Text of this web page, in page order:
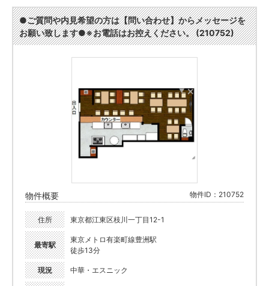
●ご質問や内見希望の方は【問い合わせ】からメッセージを
お願い致します●※お電話はお控えください。 (210752)
物件概要 物件ID：210752
住所 東京都江東区枝川一丁目12-1
最寄駅
東京メトロ有楽町線豊洲駅
徒歩13分
現況 中華・エスニック